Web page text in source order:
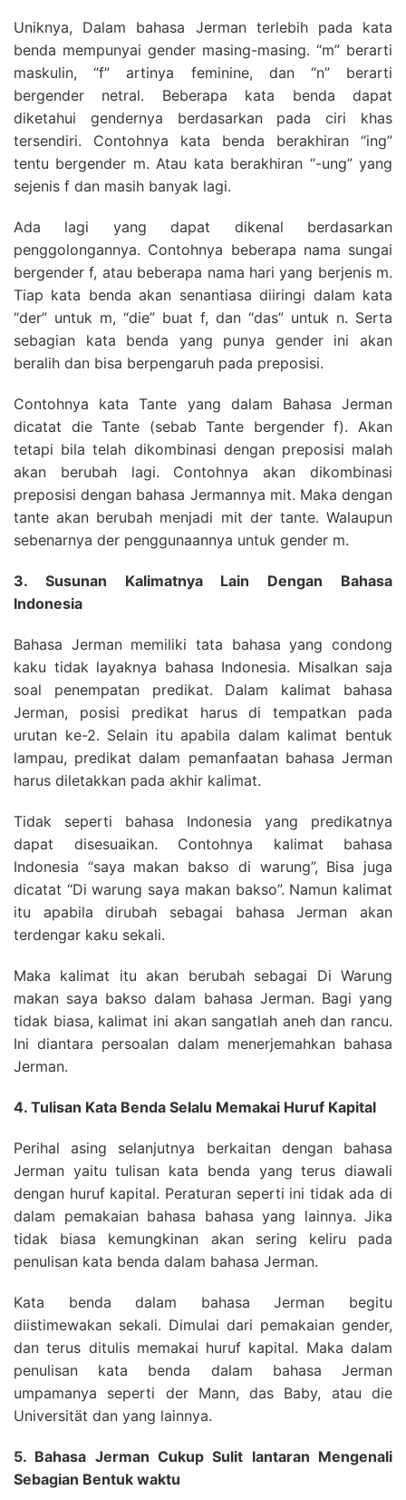
Uniknya, Dalam bahasa Jerman terlebih pada kata
benda mempunyai gender masing-masing. “m” berarti
maskulin, “f” artinya feminine, dan “n” berarti
bergender netral. Beberapa kata benda dapat
diketahui gendernya berdasarkan pada ciri khas
tersendiri. Contohnya kata benda berakhiran “ing”
tentu bergender m. Atau kata berakhiran “-ung” yang
sejenis f dan masih banyak lagi.
Ada lagi yang dapat dikenal berdasarkan
penggolongannya. Contohnya beberapa nama sungai
bergender f, atau beberapa nama hari yang berjenis m.
Tiap kata benda akan senantiasa diiringi dalam kata
“der” untuk m, “die” buat f, dan “das” untuk n. Serta
sebagian kata benda yang punya gender ini akan
beralih dan bisa berpengaruh pada preposisi.
Contohnya kata Tante yang dalam Bahasa Jerman
dicatat die Tante (sebab Tante bergender f). Akan
tetapi bila telah dikombinasi dengan preposisi malah
akan berubah lagi. Contohnya akan dikombinasi
preposisi dengan bahasa Jermannya mit. Maka dengan
tante akan berubah menjadi mit der tante. Walaupun
sebenarnya der penggunaannya untuk gender m.
3. Susunan Kalimatnya Lain Dengan Bahasa
Indonesia
Bahasa Jerman memiliki tata bahasa yang condong
kaku tidak layaknya bahasa Indonesia. Misalkan saja
soal penempatan predikat. Dalam kalimat bahasa
Jerman, posisi predikat harus di tempatkan pada
urutan ke-2. Selain itu apabila dalam kalimat bentuk
lampau, predikat dalam pemanfaatan bahasa Jerman
harus diletakkan pada akhir kalimat.
Tidak seperti bahasa Indonesia yang predikatnya
dapat disesuaikan. Contohnya kalimat bahasa
Indonesia “saya makan bakso di warung”, Bisa juga
dicatat “Di warung saya makan bakso”. Namun kalimat
itu apabila dirubah sebagai bahasa Jerman akan
terdengar kaku sekali.
Maka kalimat itu akan berubah sebagai Di Warung
makan saya bakso dalam bahasa Jerman. Bagi yang
tidak biasa, kalimat ini akan sangatlah aneh dan rancu.
Ini diantara persoalan dalam menerjemahkan bahasa
Jerman.
4. Tulisan Kata Benda Selalu Memakai Huruf Kapital
Perihal asing selanjutnya berkaitan dengan bahasa
Jerman yaitu tulisan kata benda yang terus diawali
dengan huruf kapital. Peraturan seperti ini tidak ada di
dalam pemakaian bahasa bahasa yang lainnya. Jika
tidak biasa kemungkinan akan sering keliru pada
penulisan kata benda dalam bahasa Jerman.
Kata benda dalam bahasa Jerman begitu
diistimewakan sekali. Dimulai dari pemakaian gender,
dan terus ditulis memakai huruf kapital. Maka dalam
penulisan kata benda dalam bahasa Jerman
umpamanya seperti der Mann, das Baby, atau die
Universität dan yang lainnya.
5. Bahasa Jerman Cukup Sulit lantaran Mengenali
Sebagian Bentuk waktu